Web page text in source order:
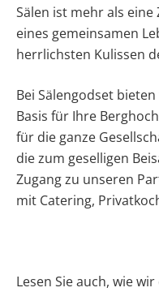
Sälen ist mehr als
eines gemeinsamen
herrlichsten Kulissen
Bei Sälengodset
Basis für Ihre
für die ganze
die zum geselligen
Zugang zu unseren
mit Catering,
Lesen Sie auch, wie